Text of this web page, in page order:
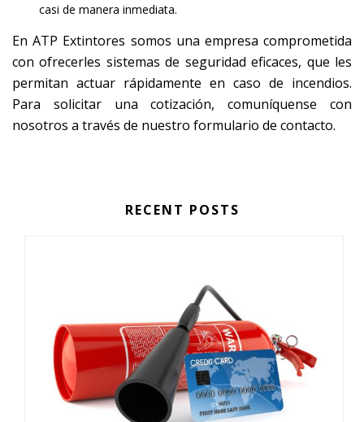
casi de manera inmediata.
En ATP Extintores somos una empresa comprometida
con ofrecerles sistemas de seguridad eficaces, que les
permitan actuar rápidamente en caso de incendios.
Para solicitar una cotización, comuníquense con
nosotros a través de nuestro formulario de contacto.
RECENT POSTS